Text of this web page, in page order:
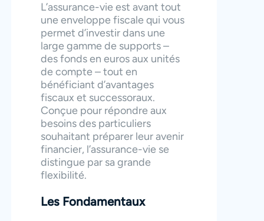
L’assurance-vie est avant tout
une enveloppe fiscale qui vous
permet d’investir dans une
large gamme de supports –
des fonds en euros aux unités
de compte – tout en
bénéficiant d’avantages
fiscaux et successoraux.
Conçue pour répondre aux
besoins des particuliers
souhaitant préparer leur avenir
financier, l’assurance-vie se
distingue par sa grande
flexibilité.
Les Fondamentaux